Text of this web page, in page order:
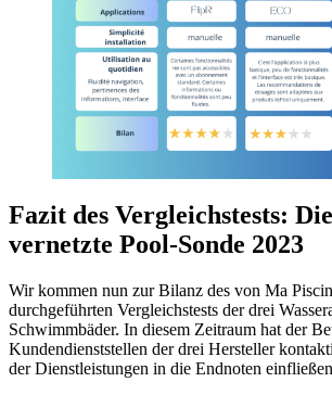
Fazit des Vergleichstests:
vernetzte Pool-Sonde 2023
Wir kommen nun zur Bilanz des von Ma
durchgeführten Vergleichstests der drei
Schwimmbäder. In diesem Zeitraum hat der
Kundendienststellen der drei Hersteller
der Dienstleistungen in die Endnoten